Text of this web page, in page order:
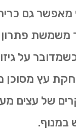
מאפשר גם
משמשת פתרון
על
עץ מסוכן
במנוף.